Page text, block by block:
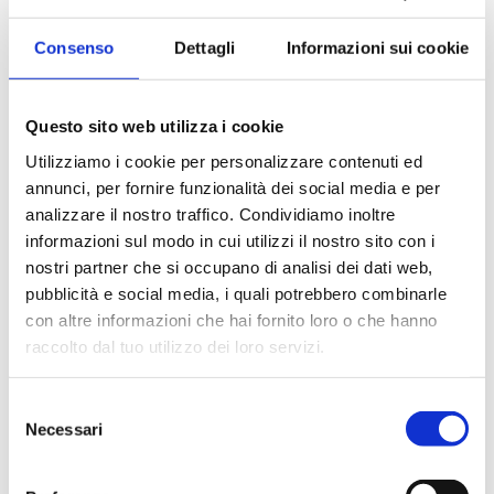
Consenso Dettagli Informazioni sui cookie
Questo sito web utilizza i cookie
Utilizziamo i cookie per personalizzare contenuti ed
annunci, per fornire funzionalità dei social media e per
analizzare il nostro traffico. Condividiamo inoltre
informazioni sul modo in cui utilizzi il nostro sito con i
nostri partner che si occupano di analisi dei dati web,
pubblicità e social media, i quali potrebbero combinarle
con altre informazioni che hai fornito loro o che hanno
raccolto dal tuo utilizzo dei loro servizi.
delNecessari
Ambientale Chimico
Farmaceutico
Applicazioni
Estrazione Evaporazione Fermentazione
Filtrazione Reazione Sintesi chimica